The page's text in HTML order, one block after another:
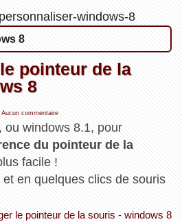
personnaliser-windows-8
8
pointeur de la
8
Aucun commentaire
ou windows 8.1, pour
du pointeur de la
facile !
en quelques clics de souris
le pointeur de la souris - windows 8